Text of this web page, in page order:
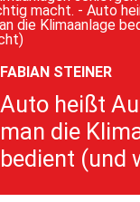
FABIAN STEINER
Auto heißt
man die
bedient (und